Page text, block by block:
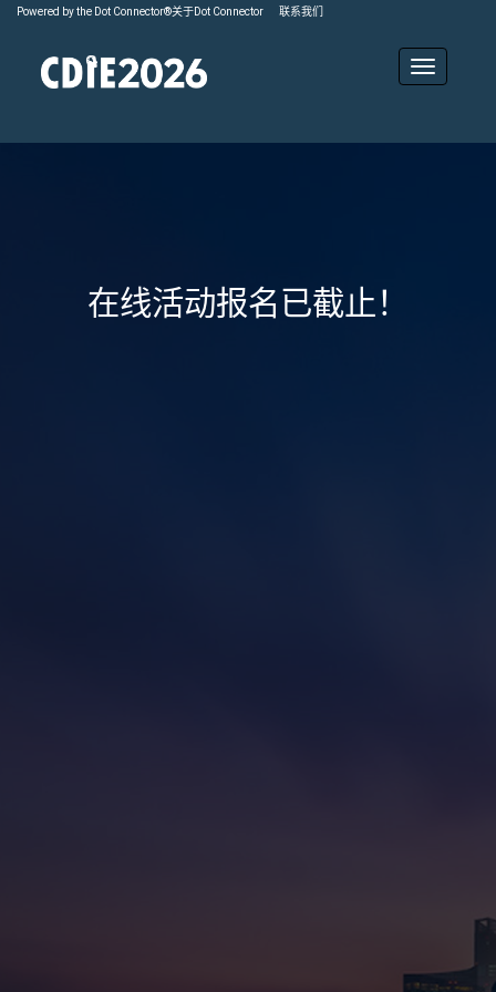
Powered by the Dot Connector®关于Dot Connector 联系我们
在线活动报名已截止！